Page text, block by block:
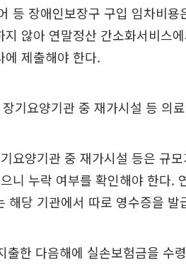
등 장애인보장구 구입 임차비
지 않아 연말정산 간소화서비스
에 제출해야 한다.
기요양기관 중 재가시설 등 의
요양기관 중 재가시설 등은 규
니 누락 여부를 확인해야 한다.
해당 기관에서 따로 영수증을
출한 다음해에 실손보험금을 수